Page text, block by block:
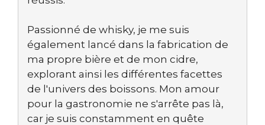
Passionné de whisky, je me suis
également lancé dans la fabrication de
ma propre bière et de mon cidre,
explorant ainsi les différentes facettes
de l'univers des boissons. Mon amour
pour la gastronomie ne s'arrête pas là,
car je suis constamment en quête